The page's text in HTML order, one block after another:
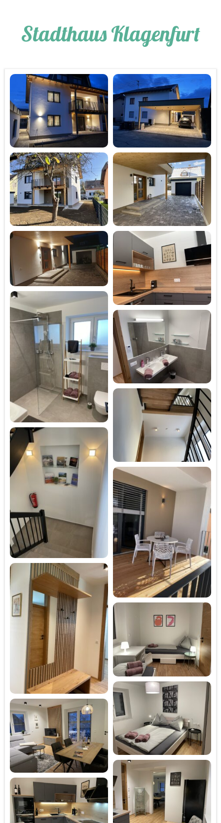
Stadthaus Klagenfurt